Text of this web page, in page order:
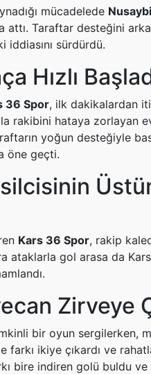
mücadelede
Taraftar desteğini
iddiasını sürdürdü.
Hızlı
36 Spor, ilk dakikalardan
rakibini hataya zorlayan
yoğun desteğiyle
öne geçti.
Kars 36 Spor, rakip
ataklarla gol arasa da Kars
Zirveye
bir oyun sergilerken,
farkı ikiye çıkardı ve
bire indiren golü buldu ve